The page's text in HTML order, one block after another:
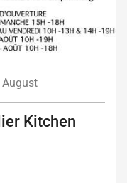
August
Kitchen